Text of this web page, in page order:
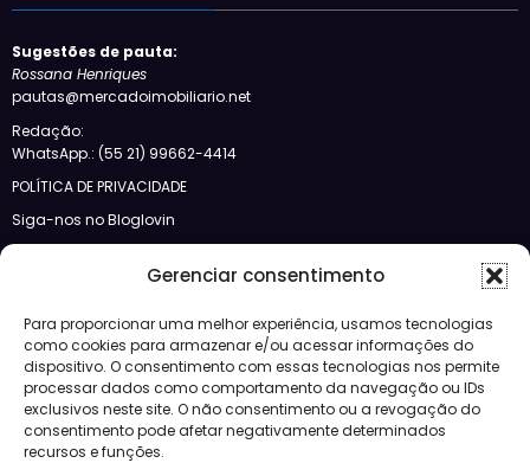
Gerenciar consentimento
Para proporcionar uma melhor experiência, usamos tecnologias
como cookies para armazenar e/ou acessar informações do
dispositivo. O consentimento com essas tecnologias nos permite
processar dados como comportamento da navegação ou IDs
exclusivos neste site. O não consentimento ou a revogação do
consentimento pode afetar negativamente determinados
recursos e funções.
Sugestões de pauta:
Rossana Henriques
pautas@mercadoimobiliario.net
Redação:
WhatsApp.: (55 21) 99662-4414
POLÍTICA DE PRIVACIDADE
Siga-nos no Bloglovin
Crédito
Design
JBFM
Lançamentos
Mercado
Morar